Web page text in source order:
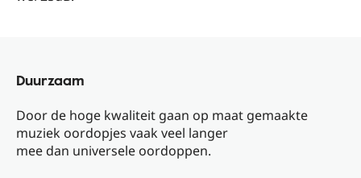
Duurzaam
Door de hoge kwaliteit gaan op maat gemaakte
muziek oordopjes vaak veel langer
mee dan universele oordoppen.